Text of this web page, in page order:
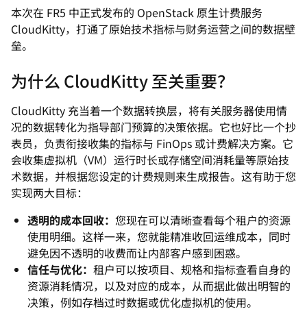
本次在 FR5 中正式发布的 OpenStack 原生计费服务
CloudKitty，打通了原始技术指标与财务运营之间的数据壁
垒。
为什么 CloudKitty 至关重要？
CloudKitty 充当着一个数据转换层，将有关服务器使用情
况的数据转化为指导部门预算的决策依据。它也好比一个抄
表员，负责衔接收集的指标与 FinOps 或计费解决方案。它
会收集虚拟机（VM）运行时长或存储空间消耗量等原始技
术数据，并根据您设定的计费规则来生成报告。这有助于您
实现两大目标：
透明的成本回收： 您现在可以清晰查看每个租户的资源
使用明细。这样一来，您就能精准收回运维成本，同时
避免因不透明的收费而让内部客户感到困惑。
信任与优化： 租户可以按项目、规格和指标查看自身的
资源消耗情况，以及对应的成本，从而据此做出明智的
决策，例如存档过时数据或优化虚拟机的使用。